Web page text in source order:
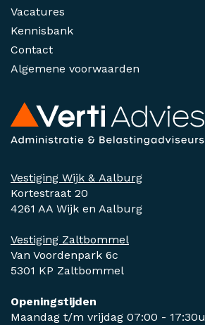
Vestiging Wijk & Aalburg
Kortestraat 20
4261 AA Wijk en Aalburg
Vestiging Zaltbommel
Van Voordenpark 6c
5301 KP Zaltbommel
Openingstijden
Maandag t/m vrijdag 07:00 - 17:30u
Vacatures
Kennisbank
Contact
Algemene voorwaarden